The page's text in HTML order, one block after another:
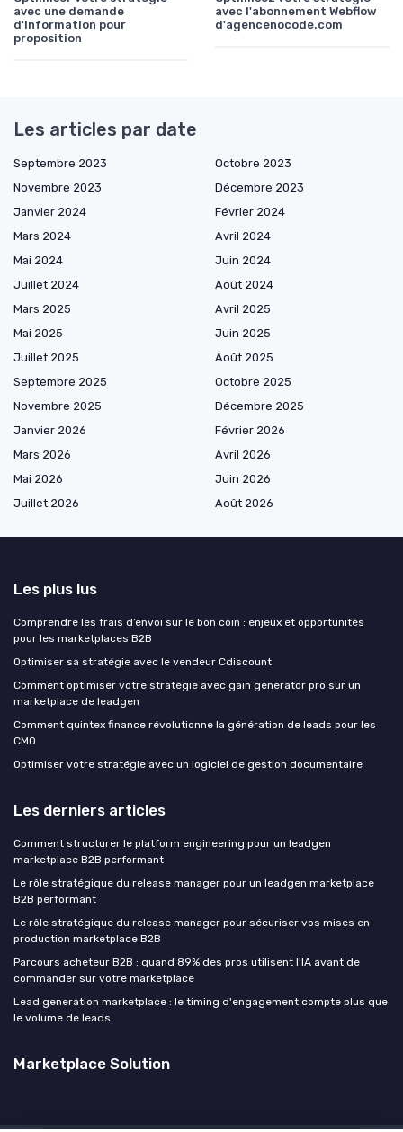
avec une demande
d'information pour
proposition
avec l'abonnement Webflow
d'agencenocode.com
Les articles par date
Septembre 2023
Octobre 2023
Novembre 2023
Décembre 2023
Janvier 2024
Février 2024
Mars 2024
Avril 2024
Mai 2024
Juin 2024
Juillet 2024
Août 2024
Mars 2025
Avril 2025
Mai 2025
Juin 2025
Juillet 2025
Août 2025
Septembre 2025
Octobre 2025
Novembre 2025
Décembre 2025
Janvier 2026
Février 2026
Mars 2026
Avril 2026
Mai 2026
Juin 2026
Juillet 2026
Août 2026
Les plus lus
Comprendre les frais d’envoi sur le bon coin : enjeux et opportunités
pour les marketplaces B2B
Optimiser sa stratégie avec le vendeur Cdiscount
Comment optimiser votre stratégie avec gain generator pro sur un
marketplace de leadgen
Comment quintex finance révolutionne la génération de leads pour les
CMO
Optimiser votre stratégie avec un logiciel de gestion documentaire
Les derniers articles
Comment structurer le platform engineering pour un leadgen
marketplace B2B performant
Le rôle stratégique du release manager pour un leadgen marketplace
B2B performant
Le rôle stratégique du release manager pour sécuriser vos mises en
production marketplace B2B
Parcours acheteur B2B : quand 89% des pros utilisent l'IA avant de
commander sur votre marketplace
Lead generation marketplace : le timing d'engagement compte plus que
le volume de leads
Marketplace Solution